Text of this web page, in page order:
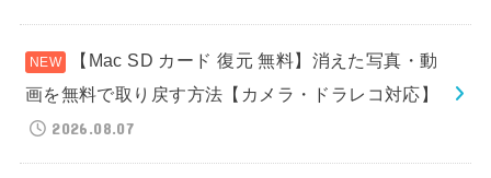
【Mac SD カード 復元 無料】消えた写真・動
画を無料で取り戻す方法【カメラ・ドラレコ対応】
2026.08.07